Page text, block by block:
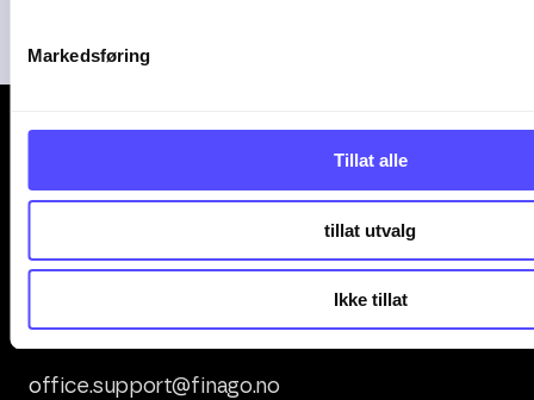
Markedsføring
Tillat alle
tillat utvalg
Ikke tillat
Kontakt oss
+47 247 00 000
office.support@finago.no